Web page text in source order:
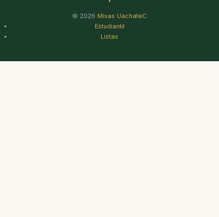
© 2026 Misas UachateC
Estudiantil
Listas